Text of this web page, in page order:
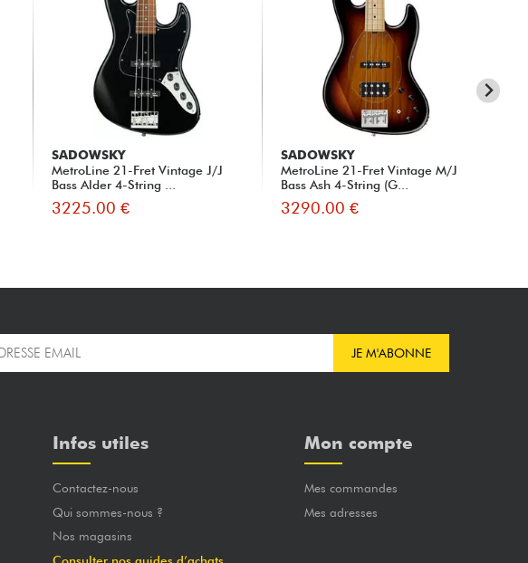
SADOWSKY
MetroLine 21-Fret Vintage J/J
Bass Alder 4-String ...
3225.00 €
SADOWSKY
MetroLine 21-Fret Vintage M/J
Bass Ash 4-String (G...
3290.00 €
JE M'ABONNE
Infos utiles
Contactez-nous
Qui sommes-nous ?
Nos magasins
Mon compte
Mes commandes
Mes adresses